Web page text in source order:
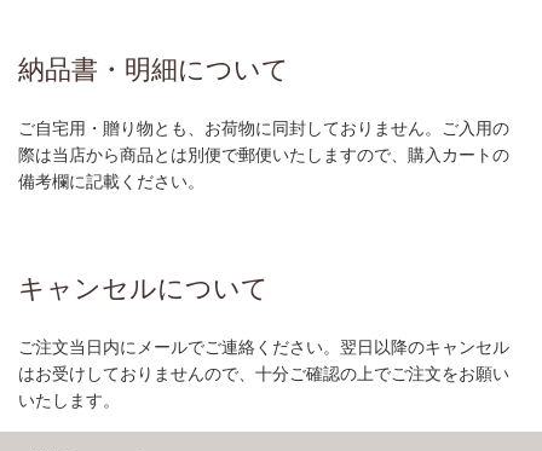
納品書・明細について
ご自宅用・贈り物とも、お荷物に同封しておりません。ご入用の
際は当店から商品とは別便で郵便いたしますので、購入カートの
備考欄に記載ください。
キャンセルについて
ご注文当日内にメールでご連絡ください。翌日以降のキャンセル
はお受けしておりませんので、十分ご確認の上でご注文をお願い
いたします。